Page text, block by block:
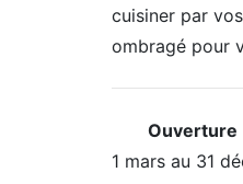
cuisiner par
ombragé pour
Ouverture
1 mars au 31